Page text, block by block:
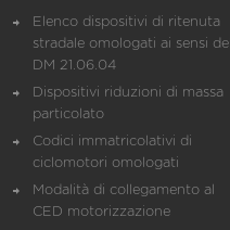
Elenco dispositivi di ritenuta
stradale omologati ai sensi del
DM 21.06.04
Dispositivi riduzioni di massa
particolato
Codici immatricolativi di
ciclomotori omologati
Modalità di collegamento al
CED motorizzazione